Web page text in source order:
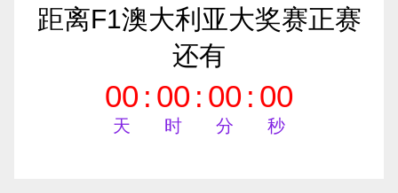
距离F1澳大利亚大奖赛正赛
还有
00
天
: 00
时
: 00
分
: 00
秒